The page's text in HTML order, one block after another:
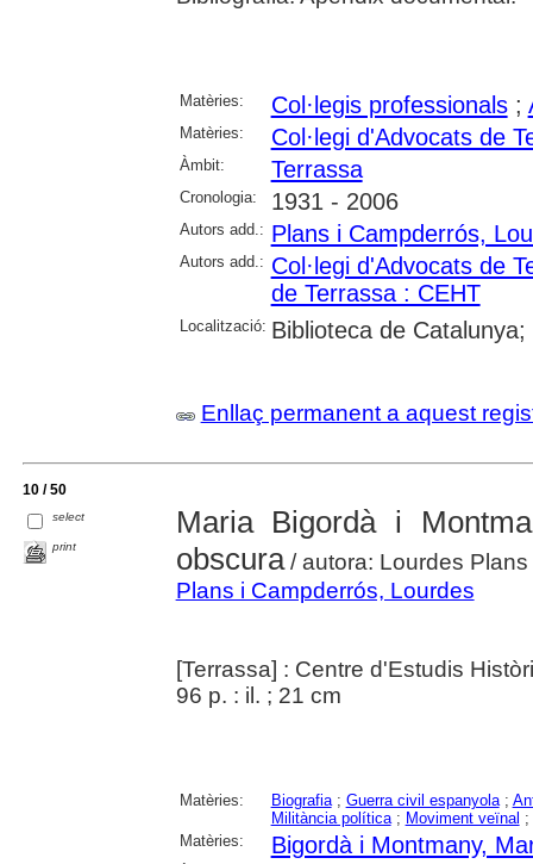
Matèries: Col·legis professionals;
Matèries: Col·legi d'Advocats de
Àmbit: Terrassa
Cronologia: 1931 - 2006
Autors add.: Plans i Campderrós,
Autors add.: Col·legi d'Advocats de
de Terrassa : CEHT
Localització: Biblioteca de
Enllaç permanent a aquest
10 / 50
select
print
Maria Bigordà i
obscura/ autora: Lourdes Plans
Plans i Campderrós, Lourdes
[Terrassa] : Centre d'Estudis
96 p. : il. ; 21 cm
Matèries: Biografia; Guerra civil espanyola;
Militància política; Moviment veïnal ;
Matèries:
Bigordà i Montmany,